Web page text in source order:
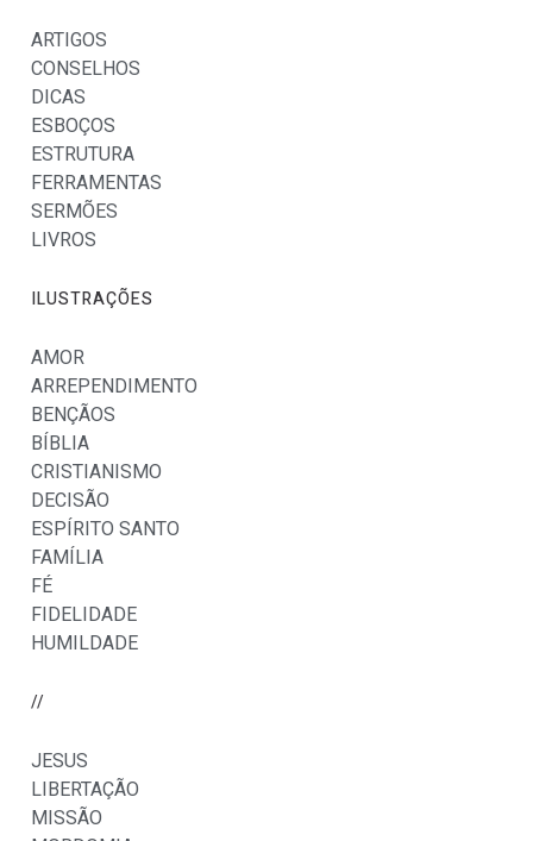
ARTIGOS
CONSELHOS
DICAS
ESBOÇOS
ESTRUTURA
FERRAMENTAS
SERMÕES
LIVROS
ILUSTRAÇÕES
AMOR
ARREPENDIMENTO
BENÇÃOS
BÍBLIA
CRISTIANISMO
DECISÃO
ESPÍRITO SANTO
FAMÍLIA
FÉ
FIDELIDADE
HUMILDADE
//
JESUS
LIBERTAÇÃO
MISSÃO